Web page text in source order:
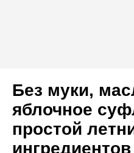
Без муки,
яблочное
простой
ингредиентов